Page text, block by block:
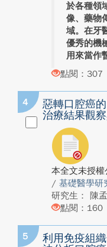
於各種領
像、藥物
域。在牙
優秀的機
用來當作
點閱：307
4
惡轉口腔癌
治療結果觀
本全文未授權
/ 基礎醫學研
研究生： 陳
點閱：160
5
利用免疫組